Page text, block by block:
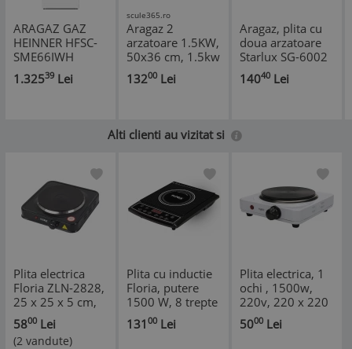
ARAGAZ GAZ
HEINNER HFSC-
SME66IWH
1.32539 Lei
scule365.ro
Aragaz 2
arzatoare 1.5KW,
50x36 cm, 1.5kw
Maro, NURGAZ
13200 Lei
Aragaz, plita cu
doua arzatoare
Starlux SG-6002
Cod: BK82121
14040 Lei
Alti clienti au vizitat si
Plita electrica
Floria ZLN-2828,
25 x 25 x 5 cm,
Negru 1 ochi,
Putere 1500W,
5800 Lei
(2 vandute)
Plita cu inductie
Floria, putere
1500 W, 8 trepte
de putere, oprire
automata
131 00 Lei
Plita electrica, 1
ochi , 1500w,
220v, 220 x 220
x 30mm
5000 Lei